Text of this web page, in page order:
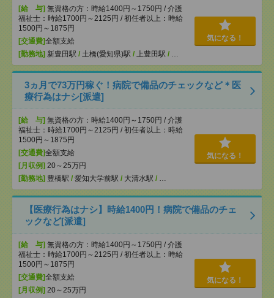
[給 与] 無資格の方：時給1400円～1750円 / 介護
福祉士：時給1700円～2125円 / 初任者以上：時給
1500円～1875円
[交通費]全額支給
[勤務地] 新豊田駅 / 土橋(愛知県)駅 / 上豊田駅 / …
気になる！
3ヵ月で73万円稼ぐ！病院で備品のチェックなど＊医
療行為はナシ[派遣]
[給 与] 無資格の方：時給1400円～1750円 / 介護
福祉士：時給1700円～2125円 / 初任者以上：時給
1500円～1875円
[交通費]全額支給
[月収例] 20～25万円
[勤務地] 豊橋駅 / 愛知大学前駅 / 大清水駅 / …
気になる！
【医療行為はナシ】時給1400円！病院で備品のチェ
ックなど[派遣]
[給 与] 無資格の方：時給1400円～1750円 / 介護
福祉士：時給1700円～2125円 / 初任者以上：時給
1500円～1875円
[交通費]全額支給
[月収例] 20～25万円
気になる！